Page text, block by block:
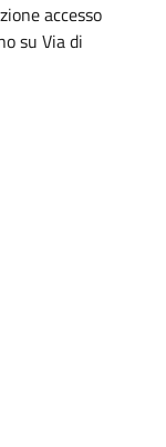
accesso
su Via di